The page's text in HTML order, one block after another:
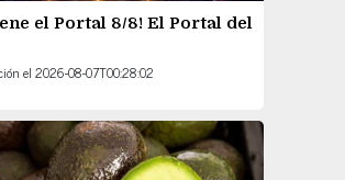
el Portal 8/8! El Portal del
el 2026-08-07T00:28:02